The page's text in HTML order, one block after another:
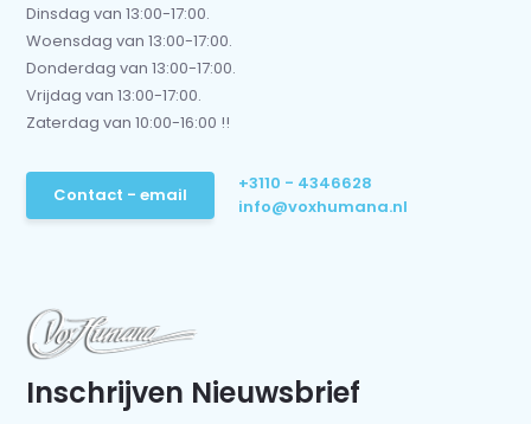
Dinsdag van 13:00-17:00.
Woensdag van 13:00-17:00.
Donderdag van 13:00-17:00.
Vrijdag van 13:00-17:00.
Zaterdag van 10:00-16:00 !!
Contact - email
+3110 - 4346628
info@voxhumana.nl
Inschrijven Nieuwsbrief